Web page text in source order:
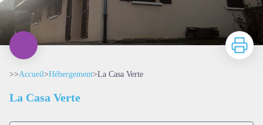
Imprimer
>>Accueil>Hébergement>La Casa Verte
La Casa Verte